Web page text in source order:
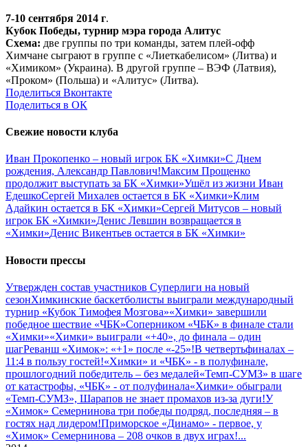
7-10 сентября 2014 г.
Кубок Победы, турнир мэра города Алитус
Схема: две группы по три команды, затем плей-офф
Химчане сыграют в группе с «Лиеткабелисом» (Литва) и
«Химиком» (Украина). В другой группе – ВЭФ (Латвия),
«Проком» (Польша) и «Алитус» (Литва).
Поделиться Вконтакте
Поделиться в ОК
Свежие новости клуба
Иван Прокопенко – новый игрок БК «Химки»С Днем
рождения, Александр Павлович!Максим Прощенко
продолжит выступать за БК «Химки»Ушёл из жизни Иван
ЕдешкоСергей Михалев остается в БК «Химки»Клим
Адайкин остается в БК «Химки»Сергей Митусов – новый
игрок БК «Химки»Денис Левшин возвращается в
«Химки»Денис Викентьев остается в БК «Химки»
Новости прессы
Утвержден состав участников Cуперлиги на новый
сезонХимкинские баскетболисты выиграли международный
турнир «Кубок Тимофея Мозгова»«Химки» завершили
победное шествие «ЧБК»Соперником «ЧБК» в финале стали
«Химки»«Химки» выиграли «+40», до финала – один
шагРеванш «Химок»: «+1» после «-25»!В четвертьфиналах –
11:4 в пользу гостей!«Химки» и «ЧБК» - в полуфинале,
прошлогодний победитель – без медалей«Темп-СУМЗ» в шаге
от катастрофы, «ЧБК» - от полуфинала«Химки» обыграли
«Темп-СУМЗ», Шарапов не знает промахов из-за дуги!У
«Химок» Семернинова три победы подряд, последняя – в
гостях над лидером!Приморское «Динамо» - первое, у
«Химок» Семернинова – 208 очков в двух играх!...